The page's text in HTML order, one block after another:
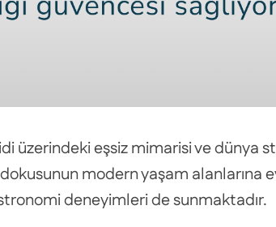
eşsiz mimarisi ve dünya
modern yaşam
deneyimleri de sunmaktadır.